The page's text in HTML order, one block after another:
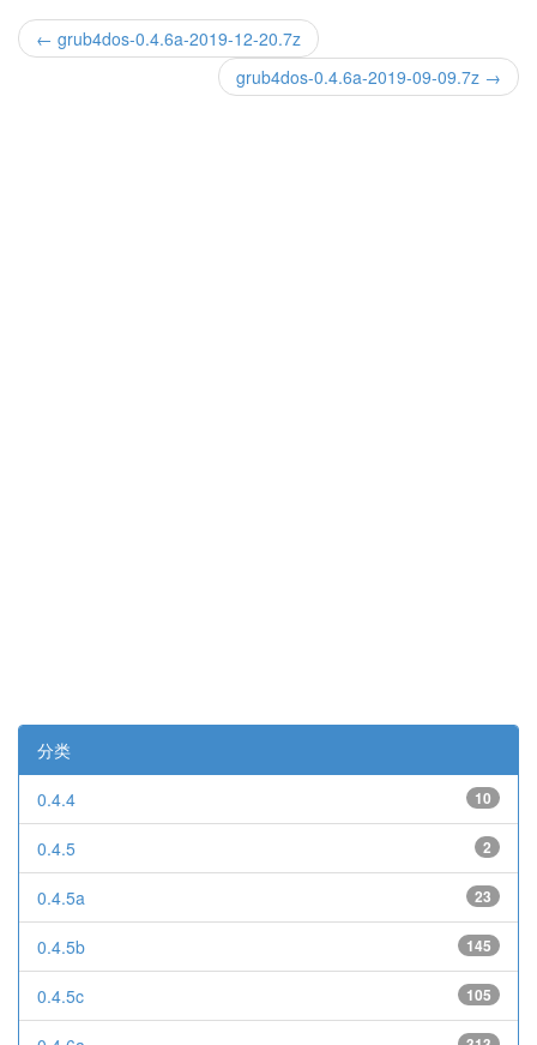
← grub4dos-0.4.6a-2019-12-20.7z
grub4dos-0.4.6a-2019-09-09.7z →
分类
10
0.4.4
2
0.4.5
23
0.4.5a
145
0.4.5b
105
0.4.5c